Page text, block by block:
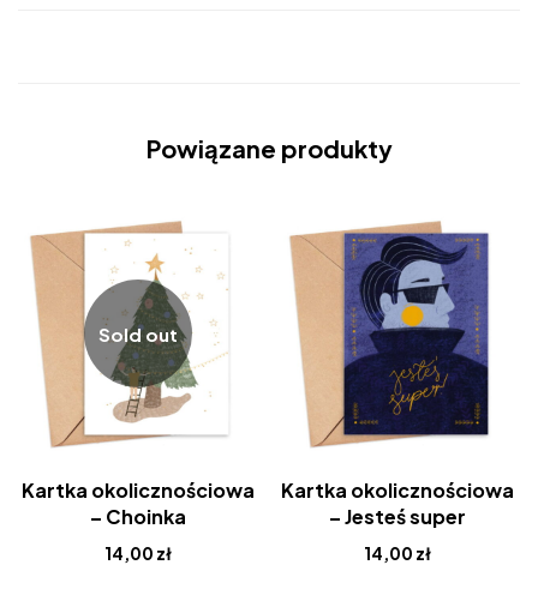
Powiązane produkty
Sold out
Kartka okolicznościowa
– Choinka
14,00 zł
Kartka okolicznościowa
– Jesteś super
14,00 zł